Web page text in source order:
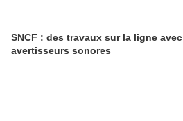
SNCF : des travaux sur la ligne avec
avertisseurs sonores